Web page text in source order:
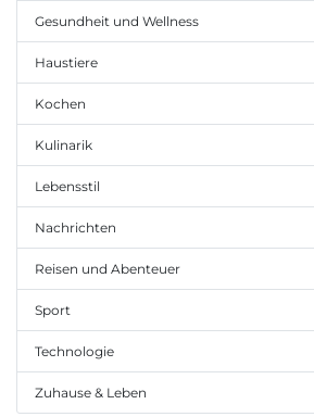
Gesundheit und Wellness
Haustiere
Kochen
Kulinarik
Lebensstil
Nachrichten
Reisen und Abenteuer
Sport
Technologie
Zuhause & Leben